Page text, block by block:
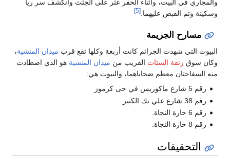
والمجاري في البيت، وأثناء الحفر عثر على الجثث وانكشف سر ريا
وسكينة وتم القبض عليهما. [5]
مسارح الجريمة
البيوت التي شهدت الجرائم كانت أربعة وكلها تقع قرب ميدان المنشية،
وكان سوق زنقة الستات القريب من ميدان المنشية هو الذي اصطادت
منه السفاحتان معظم ضحاياهما، والبيوت هي:
رقم 5 شارع ماكوريس في حى كرموز
رقم 38 شارع علي بك الكبير.
رقم 6 حارة النجاة.
رقم 8 حارة النجاة.
التحقيقات